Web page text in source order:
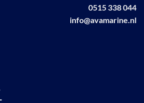
0515 338 044
info@avamarine.nl